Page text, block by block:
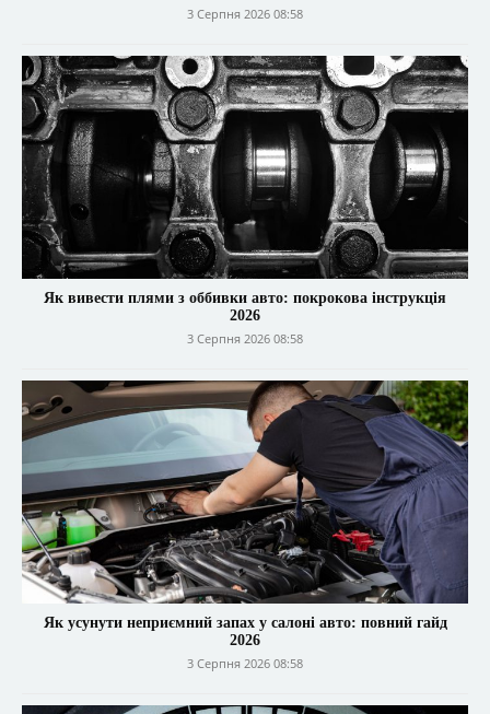
3 Серпня 2026 08:58
Як вивести плями з оббивки авто: покрокова інструкція
2026
3 Серпня 2026 08:58
Як усунути неприємний запах у салоні авто: повний гайд
2026
3 Серпня 2026 08:58